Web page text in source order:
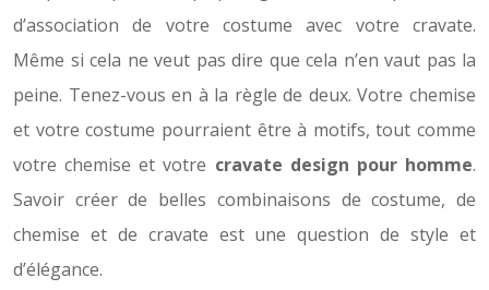
d’association de votre costume avec votre cravate.
Même si cela ne veut pas dire que cela n’en vaut pas la
peine. Tenez-vous en à la règle de deux. Votre chemise
et votre costume pourraient être à motifs, tout comme
votre chemise et votre cravate design pour homme.
Savoir créer de belles combinaisons de costume, de
chemise et de cravate est une question de style et
d’élégance.